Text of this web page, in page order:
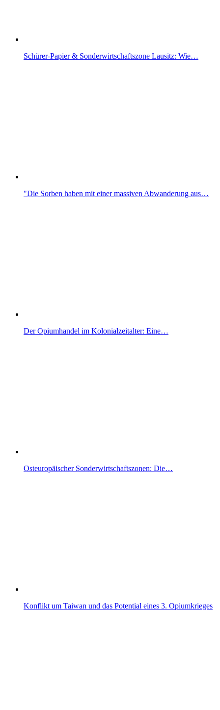
Schürer-Papier & Sonderwirtschaftszone Lausitz: Wie…
"Die Sorben haben mit einer massiven Abwanderung aus…
Der Opiumhandel im Kolonialzeitalter: Eine…
Osteuropäischer Sonderwirtschaftszonen: Die…
Konflikt um Taiwan und das Potential eines 3. Opiumkrieges